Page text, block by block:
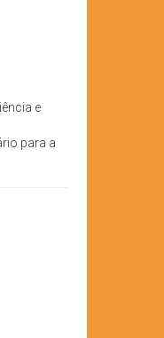
e
para a